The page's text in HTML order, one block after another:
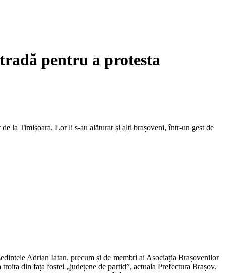
pentru a protesta
la Timișoara. Lor li s-au alăturat și alți brașoveni, într-un gest de
Adrian Iatan, precum și de membri ai Asociația Brașovenilor
din fața fostei „județene de partid”, actuala Prefectura Brașov.